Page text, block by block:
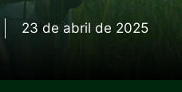
23 de abril de 2025